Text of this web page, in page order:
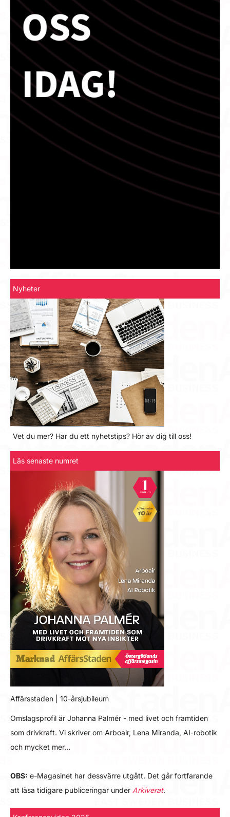
Nyheter
Vet du mer? Har du ett nyhetstips? Hör av dig till oss!
Läs senaste numret
Affärsstaden | 10-årsjubileum
Omslagsprofil är Johanna Palmér - med livet och framtiden
som drivkraft. Vi skriver om Arboair, Lena Miranda, AI-robotik
och mycket mer…
OBS: e-Magasinet har dessvärre utgått. Det går fortfarande
att läsa tidigare publiceringar under Arkiverat.